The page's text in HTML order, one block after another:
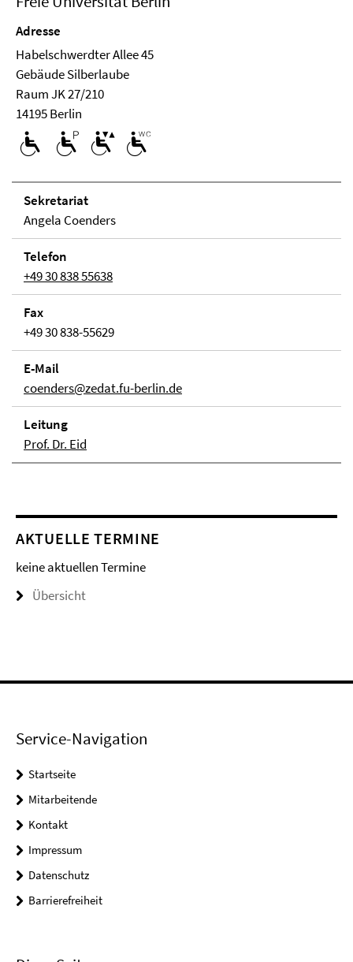
Adresse
Habelschwerdter Allee 45
Ge­bäude Silberlaube
Raum JK 27/210
14195 Berlin
Se­kre­ta­ri­at
Angela Coenders
Telefon
+49 30 838 55638
Fax
+49 30 838-55629
E-Mail
coenders@zedat.fu-berlin.de
Lei­tung
Prof. Dr. Eid
AKTUELLE TERMINE
keine aktuellen Termine
Übersicht
Service-Navigation
Startseite
Mitarbeitende
Kontakt
Impressum
Datenschutz
Barrierefreiheit